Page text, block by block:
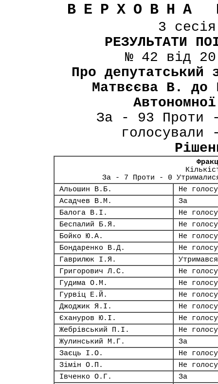
ВЕРХОВНА
3
РЕЗУЛЬТАТИ
№ 42 від
Про депутатський
Матвєєва В. до
За - 93 Проти
За - 7 Проти - 0
Альошин В.Б.
Не
Асадчев В.М.
За
Балога В.І.
Не
Беспалий Б.Я.
Не
Бойко Ю.А.
Не
Бондаренко В.Д.
Не
Гаврилюк І.Я.
Утримався
Григорович Л.С.
Не
Гудима О.М.
Не
Гурвіц Е.Й.
Не
Джоджик Я.І.
Не
Єхануров Ю.І.
Не
Жебрівський П.І.
Не
Жулинський М.Г.
За
Заєць І.О.
Не
Зімін О.П.
Не
Івченко О.Г.
За